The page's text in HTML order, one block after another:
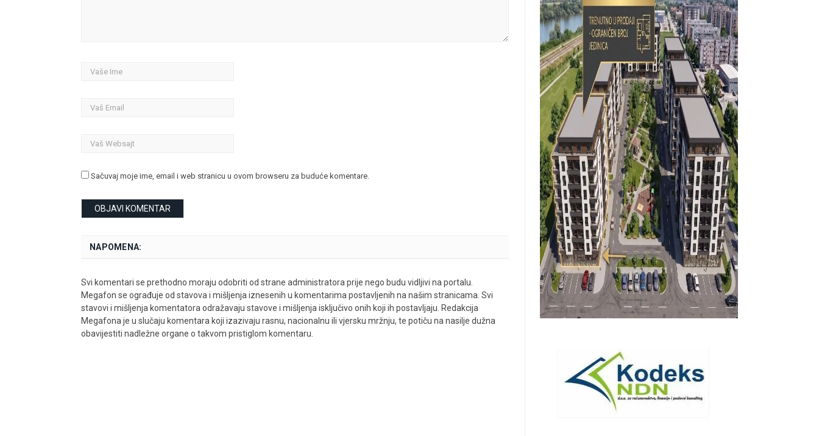
Sačuvaj moje ime, email i web stranicu u ovom browseru za buduće komentare.
NAPOMENA:
Svi komentari se prethodno moraju odobriti od strane administratora prije nego budu vidljivi na portalu.
Megafon se ograđuje od stavova i mišljenja iznesenih u komentarima postavljenih na našim stranicama. Svi
stavovi i mišljenja komentatora odražavaju stavove i mišljenja isključivo onih koji ih postavljaju. Redakcija
Megafona je u slučaju komentara koji izazivaju rasnu, nacionalnu ili vjersku mržnju, te potiču na nasilje dužna
obavijestiti nadležne organe o takvom pristiglom komentaru.